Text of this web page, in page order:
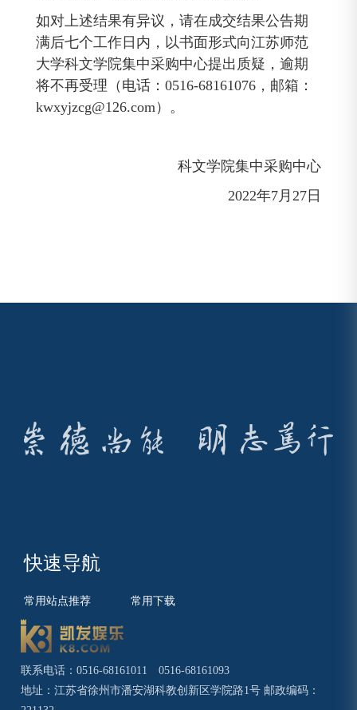
如对上述结果有异议，请在成交结果公告期
满后七个工作日内，以书面形式向江苏师范
大学科文学院集中采购中心提出质疑，逾期
将不再受理（电话：0516-68161076，邮箱：
kwxyjzcg@126.com）。
科文学院集中采购中心
2022年7月27日
快速导航
常用站点推荐 常用下载
联系电话：0516-68161011 0516-68161093
地址：江苏省徐州市潘安湖科教创新区学院路1号 邮政编码：